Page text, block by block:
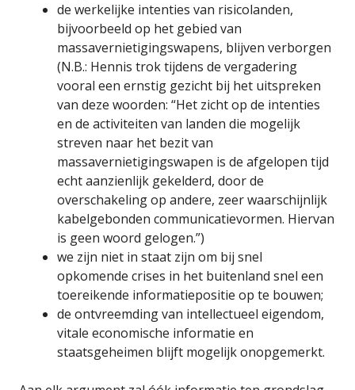
de werkelijke intenties van risicolanden,
bijvoorbeeld op het gebied van
massavernietigingswapens, blijven verborgen
(N.B.: Hennis trok tijdens de vergadering
vooral een ernstig gezicht bij het uitspreken
van deze woorden: “Het zicht op de intenties
en de activiteiten van landen die mogelijk
streven naar het bezit van
massavernietigingswapen is de afgelopen tijd
echt aanzienlijk gekelderd, door de
overschakeling op andere, zeer waarschijnlijk
kabelgebonden communicatievormen. Hiervan
is geen woord gelogen.”)
we zijn niet in staat zijn om bij snel
opkomende crises in het buitenland snel een
toereikende informatiepositie op te bouwen;
de ontvreemding van intellectueel eigendom,
vitale economische informatie en
staatsgeheimen blijft mogelijk onopgemerkt.